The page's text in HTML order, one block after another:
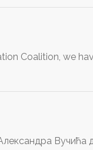
Coalition, we